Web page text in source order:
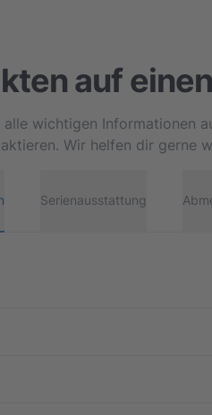
auf
wichtigen Informationen
Wir helfen dir gerne
Serienausstattung